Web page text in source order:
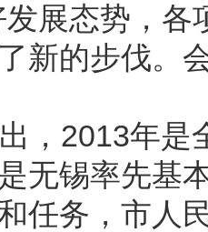
发展态势，
新的步伐。
，2013年是
无锡率先基
任务，市人